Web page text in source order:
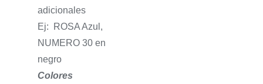
adicionales
Ej: ROSA Azul,
NUMERO 30 en
negro
Colores